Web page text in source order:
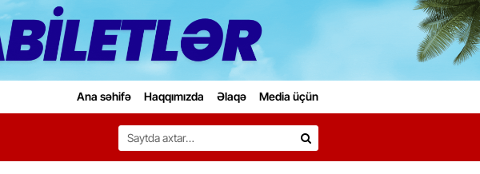
Ana səhifə Haqqımızda Əlaqə Media üçün
Search…